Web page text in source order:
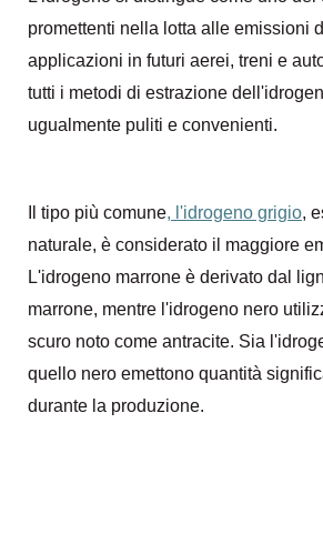
promettenti nella lotta alle emissioni
applicazioni in futuri aerei, treni e
tutti i metodi di estrazione
ugualmente puliti e convenienti.
Il tipo più comune, l'idrogeno grigio,
naturale, è considerato il maggiore
L'idrogeno marrone è derivato dal
marrone, mentre l'idrogeno nero
scuro noto come antracite. Sia
quello nero emettono quantità
durante la produzione.